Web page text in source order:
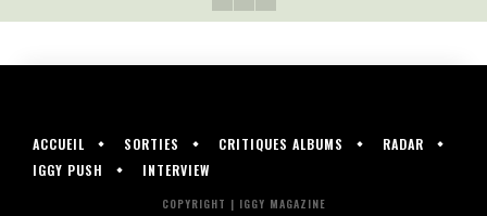
ACCUEIL SORTIES CRITIQUES ALBUMS
RADAR
IGGY PUSH
INTERVIEW
COPYRIGHT | IGGY MAGAZINE